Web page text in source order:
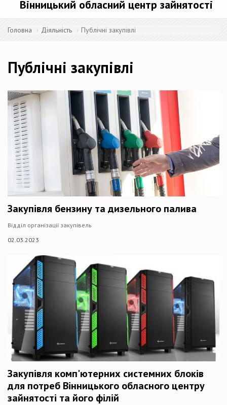
Вінницький обласний центр зайнятості
Головна Діяльність Публічні закупівлі
Публічні закупівлі
Закупівля бензину та дизельного палива
Відділ організації закупівель
02.03.2023
Закупівля комп'ютерних системних блоків
для потреб Вінницького обласного центру
зайнятості та його філій